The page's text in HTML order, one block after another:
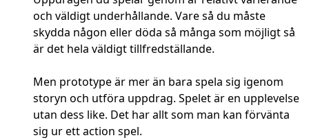
och väldigt underhållande. Vare så du måste
skydda någon eller döda så många som möjligt så
är det hela väldigt tillfredställande.
Men prototype är mer än bara spela sig igenom
storyn och utföra uppdrag. Spelet är en upplevelse
utan dess like. Det har allt som man kan förvänta
sig ur ett action spel.